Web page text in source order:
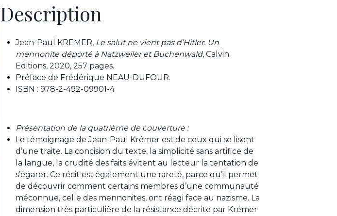
Description
Jean-Paul KREMER, Le salut ne vient pas d’Hitler. Un
mennonite déporté à Natzweiler et Buchenwald, Calvin
Editions, 2020, 257 pages.
Préface de Frédérique NEAU-DUFOUR.
ISBN : 978-2-492-09901-4
Présentation de la quatrième de couverture :
Le témoignage de Jean-Paul Krémer est de ceux qui se lisent
d’une traite. La concision du texte, la simplicité sans artifice de
la langue, la crudité des faits évitent au lecteur la tentation de
s’égarer. Ce récit est également une rareté, parce qu’il permet
de découvrir comment certains membres d’une communauté
méconnue, celle des mennonites, ont réagi face au nazisme. La
dimension très particulière de la résistance décrite par Krémer